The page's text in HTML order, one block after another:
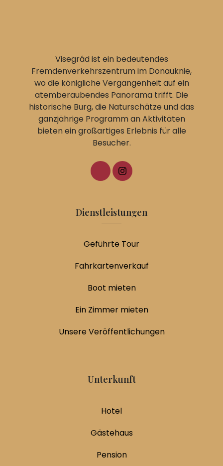
Visegrád ist ein bedeutendes
Fremdenverkehrszentrum im Donauknie,
wo die königliche Vergangenheit auf ein
atemberaubendes Panorama trifft. Die
historische Burg, die Naturschätze und das
ganzjährige Programm an Aktivitäten
bieten ein großartiges Erlebnis für alle
Besucher.
Dienstleistungen
Geführte Tour
Fahrkartenverkauf
Boot mieten
Ein Zimmer mieten
Unsere Veröffentlichungen
Unterkunft
Hotel
Gästehaus
Pension